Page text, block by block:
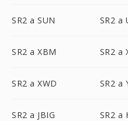
SR2 a SUN SR2 a
SR2 a XBM SR2 a
SR2 a XWD SR2 a
SR2 a JBIG SR2 a